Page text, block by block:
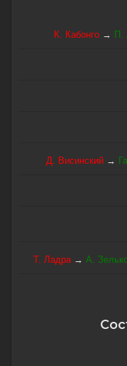
К. Кабонго → П.
Д. Висинский →
Т. Ладра→ А.